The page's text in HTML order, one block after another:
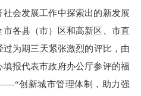
会发展工作中探索出的新发展
各县（市）区和高新区、市直
为期三天紧张激烈的评比，由
报代表市政府办公厅参评的福
创新城市管理体制，助力强